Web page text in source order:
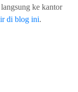
ke kantor
di blog ini.